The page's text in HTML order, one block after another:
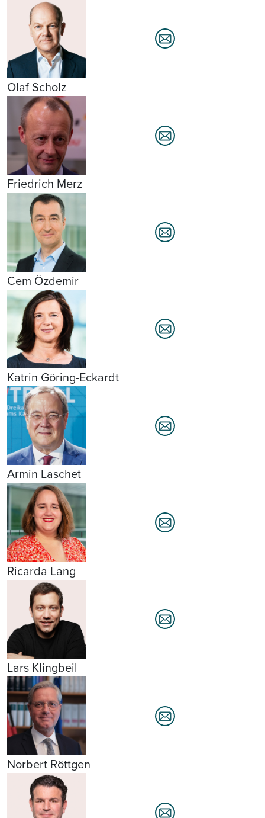
Olaf Scholz
Friedrich Merz
Cem Özdemir
Katrin Göring-Eckardt
Armin Laschet
Ricarda Lang
Lars Klingbeil
Norbert Röttgen